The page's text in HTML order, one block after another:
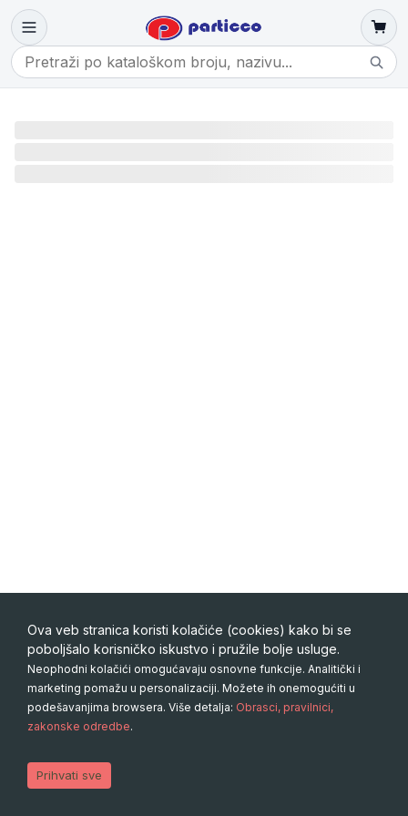
Copyright 2026 © Particco. All rights reserved. Design by
Ova veb stranica koristi kolačiće (cookies) kako bi se
poboljšalo korisničko iskustvo i pružile bolje usluge.
Neophodni kolačići omogućavaju osnovne funkcije. Analitički i
marketing pomažu u personalizaciji. Možete ih onemogućiti u
podešavanjima browsera. Više detalja: Obrasci, pravilnici,
zakonske odredbe.
Prihvati sve